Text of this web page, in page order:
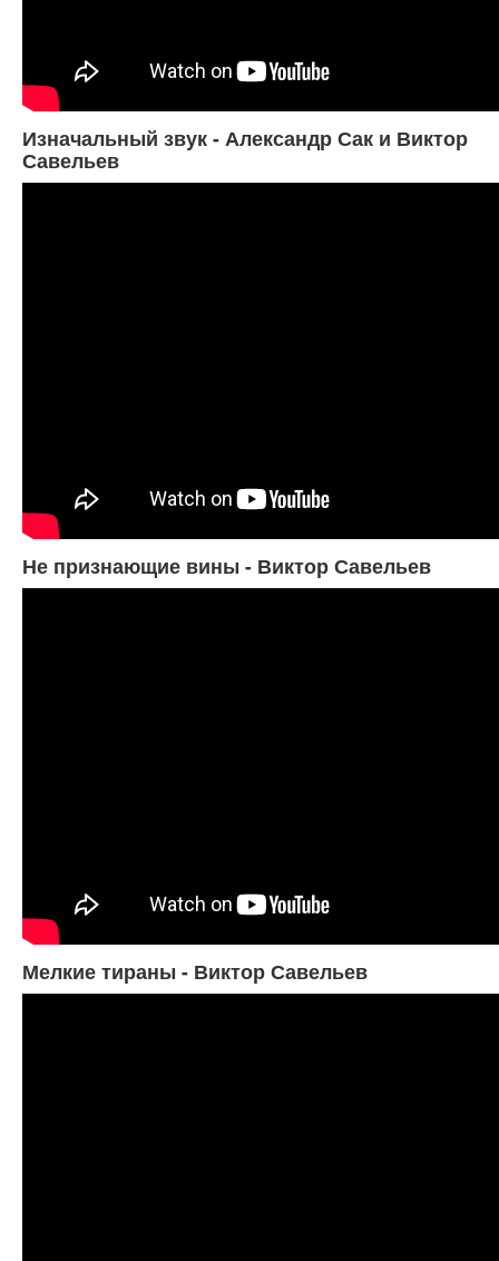
Изначальный звук - Александр Сак и Виктор
Савельев
Не признающие вины - Виктор Савельев
Мелкие тираны - Виктор Савельев